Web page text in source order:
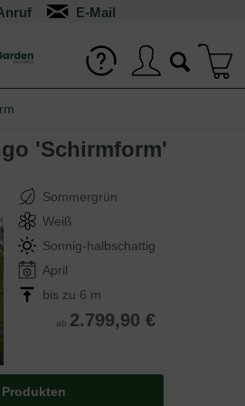
'Schirmform'
Sommergrün
Weiß
Sonnig-halbschattig
April
bis zu 6 m
ab 2.799,90 €